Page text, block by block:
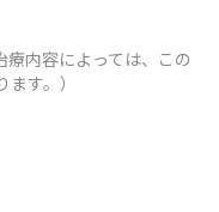
内容によっては、この
す。）